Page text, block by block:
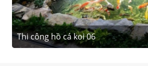
Thi công hồ cá koi 06